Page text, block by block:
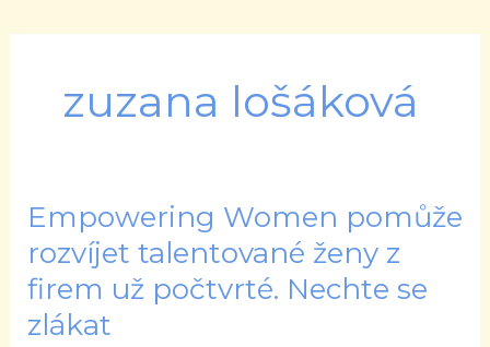
zuzana lošáková
Empowering Women pomůže
rozvíjet talentované ženy z
firem už počtvrté. Nechte se
zlákat
Empowering
Women
pomůže
rozvíjet
talentované